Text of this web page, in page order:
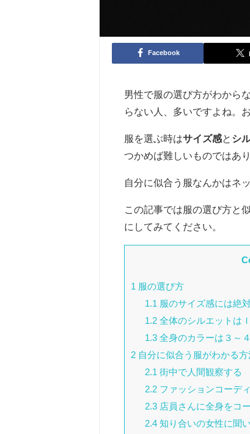
Facebook
男性で服の選び方がわから
らない人、多いですよね。
服を選ぶ時はサイズ感と シ
つかめば難しいものではあり
自分に似合う服なんかはネ
この記事では服の選び方と
にしてみてください。
1 服の選び方
1.1 服のサイズ感には絶
1.2 全体のシルエットは
1.3 全身のカラーは３～
2 自分に似合う服がわかる方
2.1 街中で人間観察する
2.2 ファッションコーデ
2.3 店員さんに全身をコ
2.4 知り合いの女性に聞